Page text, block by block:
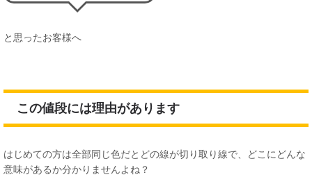
と思ったお客様へ
この値段には理由があります
はじめての方は全部同じ色だとどの線が切り取り線で、どこにどんな
意味があるか分かりませんよね？